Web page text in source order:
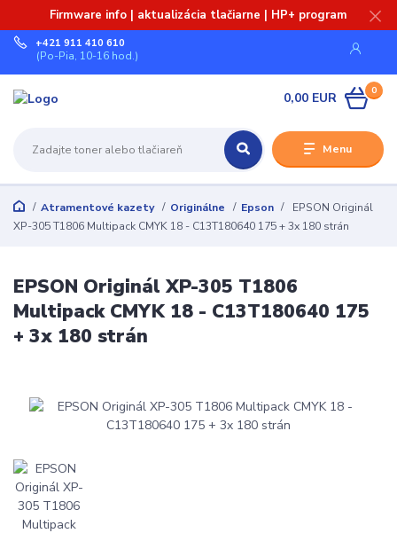
Firmware info | aktualizácia tlačiarne | HP+ program
Menu
+421 911 410 610
(Po-Pia, 10-16 hod.)
0
0,00 EUR
Atramentové kazety Originálne Epson
EPSON Originál
XP-305 T1806 Multipack CMYK 18 - C13T180640 175 + 3x 180 strán
EPSON Originál XP-305 T1806
Multipack CMYK 18 - C13T180640 175
+ 3x 180 strán